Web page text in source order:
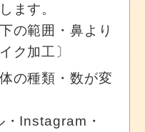
ます。
の範囲・鼻より
ク加工〕
の種類・数が変
・Instagram・